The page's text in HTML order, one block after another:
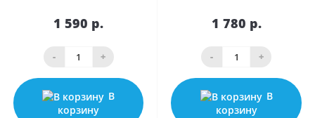
1 590 р.
- +
В
корзину
1 780 р.
- +
В
корзину